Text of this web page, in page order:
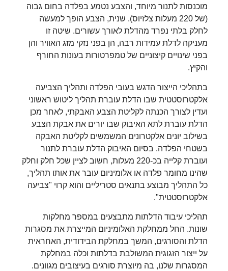
מוכנסות לתנור מיוחד, והצבע נטמע בפלדה בחום גבוה
(של 220 מעלות צלזיוס). שנית, הצבע הופך למעשה
לחלק בלתי נפרד מהדלת לאורך עשורים. שיטה זו
מעניקה לדלת עמידות רבה, הן בפני נזקי מזג האוויר והן
בפני שינויים קיצוניים של טמפרטורות בעונות החורף
בתהליכי הייצור הדגש בעובי הפלדה ותהליך הצביעה
אלקטרוסטטית שבו הדלת עוברת תהליך ליטוש ראשוני
ועדין לצורך הכנתה לקליטת הצבע האבקתי, לאחר מכן
הדלת עוברת לתא האיבוק שבו יורים את אבקת הצבע
בשילוב יונים אלקטרונים המשמשים לקליטת האבקה
בשטחי הפלדה. בסיום האיבוק הדלת עוברת לתנור
ועוברת קלייה בכ-220 מעלות, חשוב לציין שכל חלק וחלק
שהינו מחומר פלדה או אלומיניום עובר את אותו תהליך,
כל התהליך מבוצע בתנאים סטריליים והוא קרוי "צביעה
אלקטרוסטטית".
תהליכי עיבוד הדלתות מתבצעים במספר מחלקות
שונות. החל ממחלקת האלומיניום המייצרת את מסגרות
הדלת והסורגים, המשך במחלקת הבידודית, האחראית
על ייצור הזגוגית המשולבת בדלתות וכלה במחלקת
המסגרות שלנו, בה מיוצרת סורגים בעיצובים מגוונים.